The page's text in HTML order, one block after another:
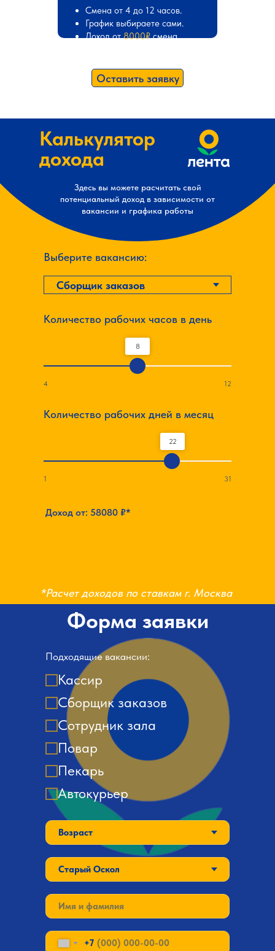
Оставить заявку
Смена от 4 до 12 часов.
График выбираете сами.
Доход от8000₽смена
Калькулятор
дохода
Выберите вакансию:
Количество рабочих часов в день
8
4 12
Количество рабочих дней в месяц
22
1 31
Доход от: 58080 ₽*
Здесь вы можете расчитать свой
потенциальный доход в зависимости от
вакансии и графика работы
*Расчет доходов по ставкам г. Москва
Подходящие вакансии:
Кассир
Сборщик заказов
Сотрудник зала
Повар
Пекарь
Автокурьер
+7
Форма заявки